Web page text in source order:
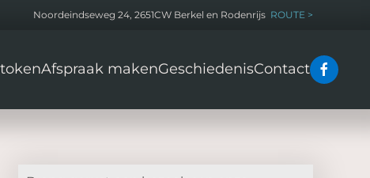
Noordeindseweg 24, 2651CW Berkel en Rodenrijs ROUTE >
Afspraak makenGeschiedenisContact